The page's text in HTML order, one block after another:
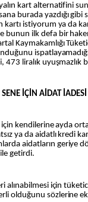
kart alternatifini
burada yazdığı gibi
kartı istiyorum ya da
bunun ilk defa bir
Kaymakamlığı
473 liralık uyuşmazlık
İÇİN AİDAT
için kendilerine ayda
ya da aidatlı kredi
aidatların geriye
getirdi.
alınabilmesi için
olduğunu sözlerine